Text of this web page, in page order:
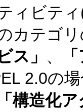
ィビテ
カテゴ
ス」 、
2.0の
「構造化